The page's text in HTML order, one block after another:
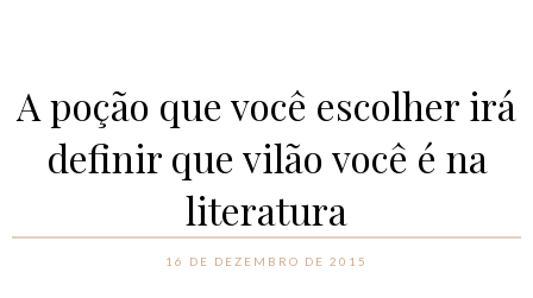
A poção que você escolher irá
definir que vilão você é na
literatura
16 DE DEZEMBRO DE 2015